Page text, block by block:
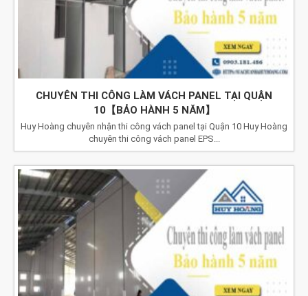
CHUYÊN THI CÔNG LÀM VÁCH PANEL TẠI QUẬN
10【BẢO HÀNH 5 NĂM】
Huy Hoàng chuyên nhận thi công vách panel tại Quận 10 Huy Hoàng
chuyên thi công vách panel EPS...